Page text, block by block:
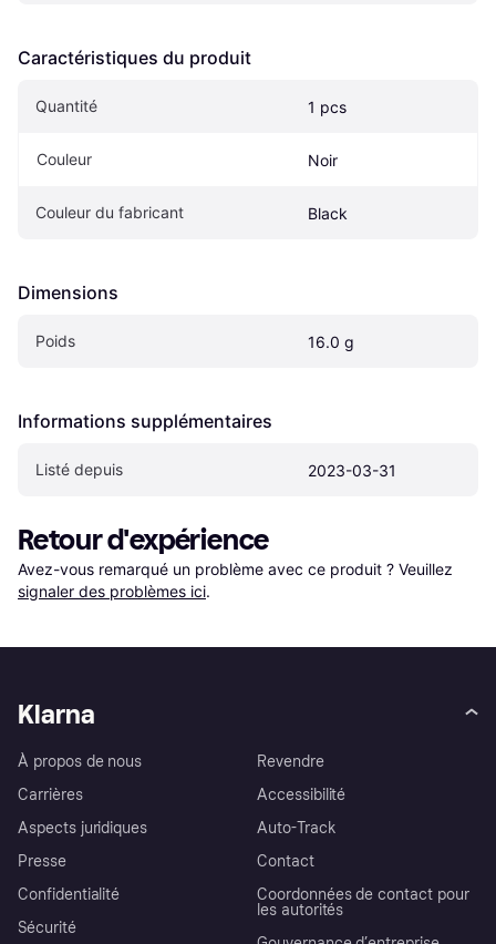
Caractéristiques du produit
Quantité 1 pcs
Couleur Noir
Couleur du fabricant Black
Dimensions
Poids 16.0 g
Informations supplémentaires
Listé depuis 2023-03-31
Retour d'expérience
Avez-vous remarqué un problème avec ce produit ? Veuillez
signaler des problèmes ici.
Klarna
À propos de nous
Carrières
Aspects juridiques
Presse
Confidentialité
Sécurité
Revendre
Accessibilité
Auto-Track
Contact
Coordonnées de contact pour
les autorités